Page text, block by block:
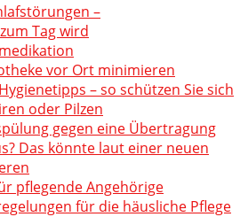
–
Tag wird
vor Ort minimieren
– so schützen Sie sich
oder Pilzen
gegen eine Übertragung
Das könnte laut einer neuen
pflegende Angehörige
für die häusliche Pflege